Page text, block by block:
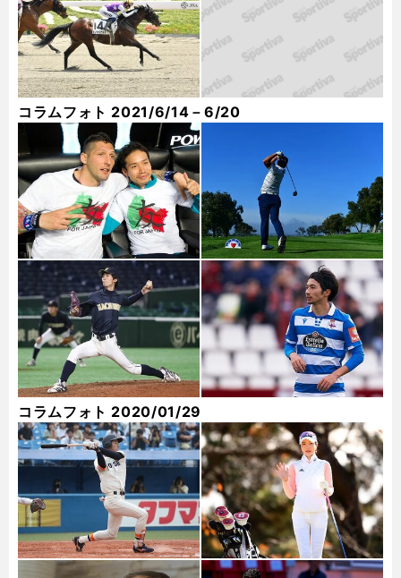
コラムフォト 2021/6/14－6/20
コラムフォト 2020/01/29